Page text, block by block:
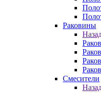
Раковины
Смесители